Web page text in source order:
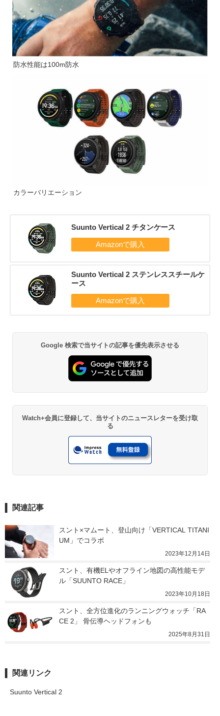
防水性能は100m防水
カラーバリエーション
Suunto Vertical 2 チタンケース
Suunto Vertical 2 ステンレススチールケ
ース
Google 検索で当サイトの記事を優先表示させる
Watch+会員に登録して、当サイトのニュースレターを受け取
る
関連記事
スント×マムート、登山向け「VERTICAL TITANI
UM」でコラボ
2023年12月14日
スント、有機ELやオフライン地図の高性能モデ
ル「SUUNTO RACE」
2023年10月18日
スント、全方位進化のランニングウォッチ「RA
CE 2」 骨伝導ヘッドフォンも
2025年8月31日
関連リンク
Suunto Vertical 2